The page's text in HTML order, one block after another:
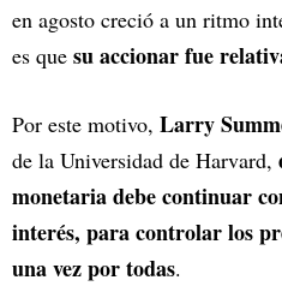
en agosto creció a un ritmo
es que su accionar fue
Por este motivo, Larry
de la Universidad de Harvard,
monetaria debe continuar
interés, para controlar los
una vez por todas.